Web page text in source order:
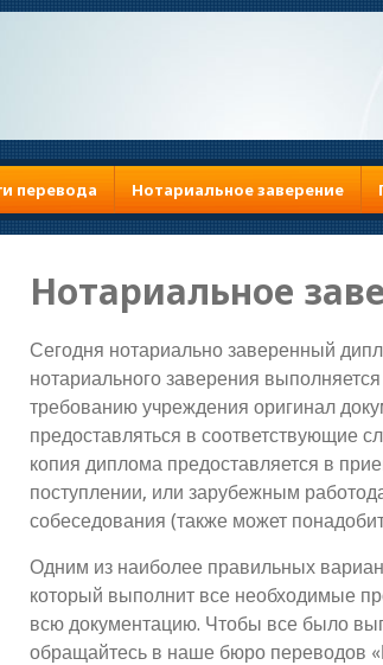
перевода Нотариальное заверение
Нотариальное
Сегодня нотариально заверенный
нотариального заверения
требованию учреждения оригинал
предоставляться в соответствующие
копия диплома предоставляется в
поступлении, или зарубежным
собеседования (также может
Одним из наиболее правильных
который выполнит все необходимые
всю документацию. Чтобы все было
обращайтесь в наше бюро переводов